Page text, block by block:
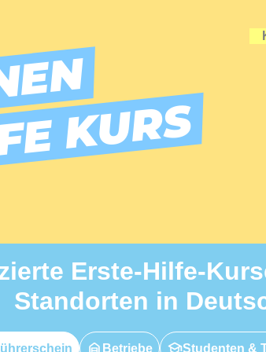
KURS
Erste-Hilfe-
Standorten in
Betriebe Studenten &